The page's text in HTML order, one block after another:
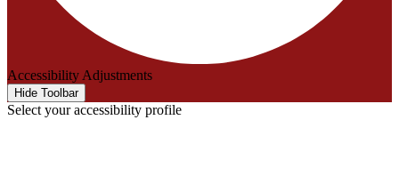
Accessibility Adjustments
Hide Toolbar
Select your accessibility profile